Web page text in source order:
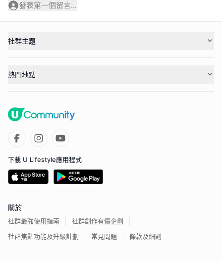
發表第一個留言...
社群主題
熱門地點
下載 U Lifestyle應用程式
關於
社群最強使用指南
社群創作有價企劃
社群焦點功能及升級計劃
常見問題 條款及細則